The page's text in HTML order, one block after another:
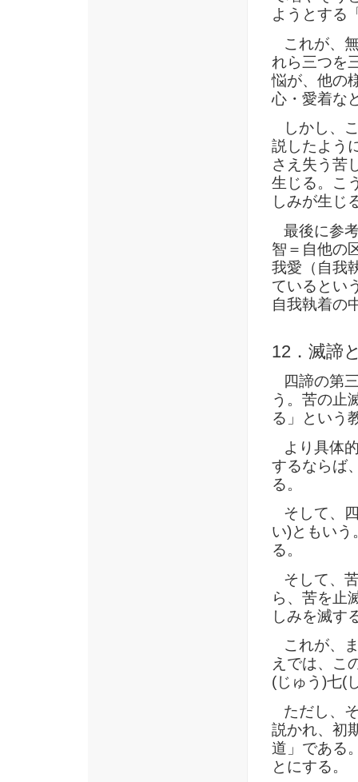
ようとする
これが、
れら三つを
悩が、他の
心・愛着な
しかし、
説したよう
さえ失う苦
生じる。こ
しみが生じ
最後に参
智＝自他の
我愛（自我
ているとい
自我執着の
12．滅諦
四諦の第
う。苦の止
る」という
より具体
するならば
る。
そして、
い)ともいう
る。
そして、
ら、苦を止
しみを滅す
これが、
えでは、こ
(じゅう)七(
ただし、
説かれ、初
道」である
とにする。